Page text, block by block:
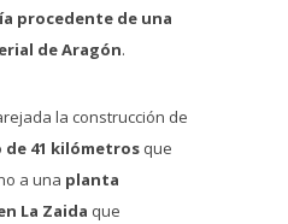
procedente de una
de Aragón.
la construcción de
41 kilómetros que
a una planta
La Zaida que